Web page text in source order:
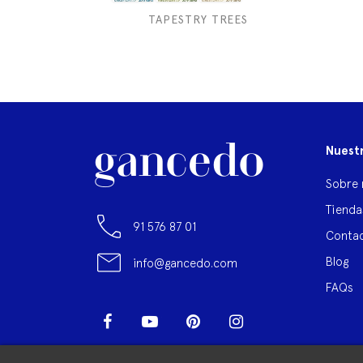
TAPESTRY TREES
91 576 87 01
info@gancedo.com
Facebook YouTube Pinterest
LinkedIn
Sobre
Blog
FAQs